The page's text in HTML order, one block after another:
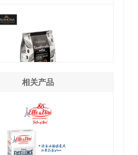
瓜多尔巧克力豆（55％）
千克 / 箱
相关产品